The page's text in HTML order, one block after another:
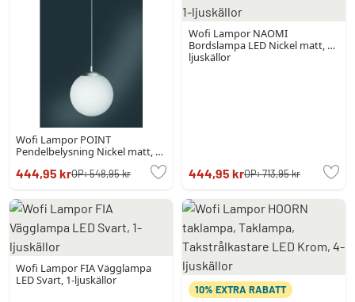
Wofi Lampor POINT
Pendelbelysning Nickel matt, 1-
444,95 krOP:548,95 kr
Wofi Lampor NAOMI
Bordslampa LED Nickel matt, 1-
ljuskällor
444,95 krOP:713,95 kr
Wofi Lampor FIA Vägglampa
LED Svart, 1-ljuskällor
10% EXTRA RABATT